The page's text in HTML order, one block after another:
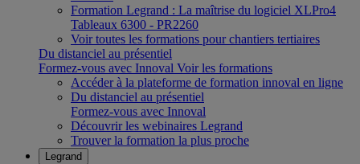
Formation Legrand : La maîtrise du logiciel XLPro4
Tableaux 6300 - PR2260
Voir toutes les formations pour chantiers tertiaires
Du distanciel au présentiel
Formez-vous avec Innoval Voir les formations
Accéder à la plateforme de formation innoval en ligne
Du distanciel au présentiel
Formez-vous avec Innoval
Découvrir les webinaires Legrand
Trouver la formation la plus proche
Legrand